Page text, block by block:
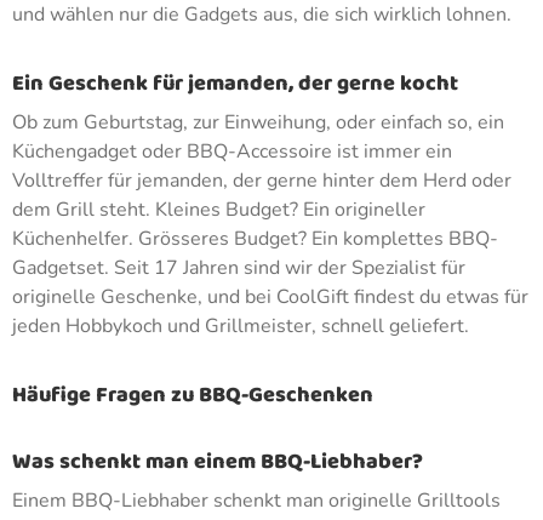
und wählen nur die Gadgets aus, die sich wirklich lohnen.
Ein Geschenk für jemanden, der gerne kocht
Ob zum Geburtstag, zur Einweihung, oder einfach so, ein
Küchengadget oder BBQ-Accessoire ist immer ein
Volltreffer für jemanden, der gerne hinter dem Herd oder
dem Grill steht. Kleines Budget? Ein origineller
Küchenhelfer. Grösseres Budget? Ein komplettes BBQ-
Gadgetset. Seit 17 Jahren sind wir der Spezialist für
originelle Geschenke, und bei CoolGift findest du etwas für
jeden Hobbykoch und Grillmeister, schnell geliefert.
Häufige Fragen zu BBQ-Geschenken
Was schenkt man einem BBQ-Liebhaber?
Einem BBQ-Liebhaber schenkt man originelle Grilltools